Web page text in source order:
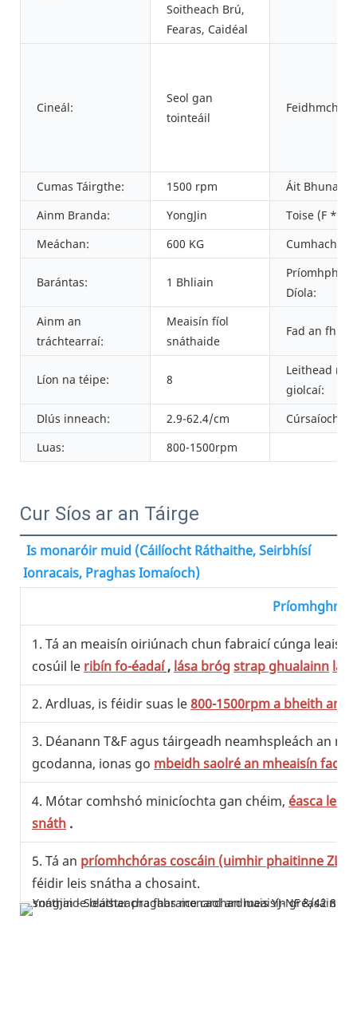
Soitheach Brú,
Fearas, Caidéal
Cineál:
Seol gan
tointeáil
Feidhmchlár:
Cumas Táirgthe: 1500 rpm
Áit
Ainm Branda:
YongJin
Toise (F * L
Meáchan:
600 KG Cumhacht:
Barántas: 1 Bhliain
Díola:
Ainm an
tráchtearraí:
Meaisín fíol
snáthaide
Fad an
Líon na téipe: 8
Leithead na
giolcaí:
Dlús inneach:
2.9-62.4/cm
Cúrsaíocht:
Luas:
800-1500rpm
Cur Síos ar an Táirge
Is monaróir muid (Cáilíocht Ráthaithe, Seirbhísí
Ionracais, Praghas Iomaíoch)
1. Tá an meaisín oiriúnach chun fabraicí cúnga
cosúil le ribín fo-éadaí, lása brógstrap ghualainn
2. Ardluas, is féidir suas le800-1500rpm a bheith ann.
3. Déanann T&F agus táirgeadh neamhspleách an
gcodanna, ionas go mbeidh saolré an mheaisín fada,
4. Mótar comhshó minicíochta gan chéim, éasca le
snáth .
5. Tá an príomhchóras coscáin (uimhir phaitinne
féidir leis snátha a chosaint.